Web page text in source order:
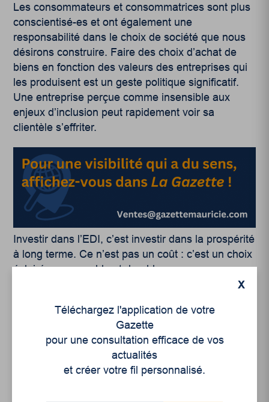
Les consommateurs et consommatrices sont plus
conscientisé-es et ont également une
responsabilité dans le choix de société que nous
désirons construire. Faire des choix d’achat de
biens en fonction des valeurs des entreprises qui
les produisent est un geste politique significatif.
Une entreprise perçue comme insensible aux
enjeux d’inclusion peut rapidement voir sa
clientèle s’effriter.
Investir dans l’EDI, c’est investir dans la prospérité
à long terme. Ce n’est pas un coût : c’est un choix
éclairé, responsable et durable.
Dans un monde où les tensions identitaires refont
surface, le Québec a une occasion unique, celle
de se distinguer en choisissant l’ouverture plutôt
que la peur, la solidarité plutôt que la division. Les
X
Téléchargez l'application de votre
Gazette
pour une consultation efficace de vos
actualités
et créer votre fil personnalisé.